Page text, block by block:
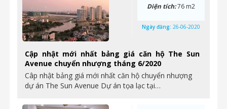
Cập nhật mới nhất bảng giá căn hộ The Sun
Avenue chuyển nhượng tháng 6/2020
Câp nhật bảng giá mới nhất căn hộ chuyển nhượng
dự án The Sun Avenue Dự án tọa lạc tại…
Diện tích:76 m2
Ngày đăng: 26-06-2020